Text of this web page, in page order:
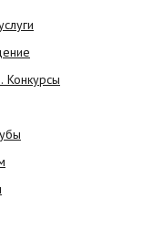
Конкурсы